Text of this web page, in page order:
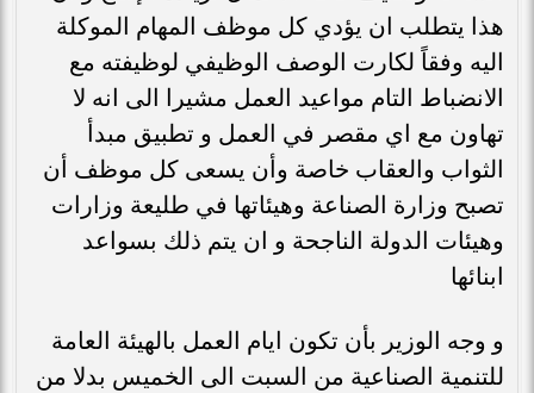
هذا يتطلب ان يؤدي كل موظف المهام الموكلة
اليه وفقاً لكارت الوصف الوظيفي لوظيفته مع
الانضباط التام مواعيد العمل مشيرا الى انه لا
تهاون مع اي مقصر في العمل و تطبيق مبدأ
الثواب والعقاب خاصة وأن يسعى كل موظف أن
تصبح وزارة الصناعة وهيئاتها في طليعة وزارات
وهيئات الدولة الناجحة و ان يتم ذلك بسواعد
ابنائها
و وجه الوزير بأن تكون ايام العمل بالهيئة العامة
للتنمية الصناعية من السبت الى الخميس بدلا من